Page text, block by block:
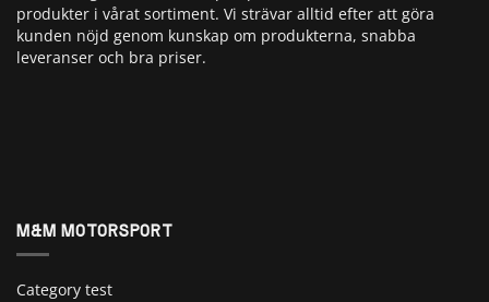
produkter i vårat sortiment. Vi strävar alltid efter att göra
kunden nöjd genom kunskap om produkterna, snabba
leveranser och bra priser.
M&M MOTORSPORT
Category test